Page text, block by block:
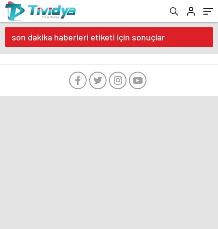
evden
eve
nakliyat
son dakika haberleri etiketi için sonuçlar